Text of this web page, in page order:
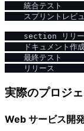
統合テスト
スプリントレ
section リリー
ドキュメント
最終テスト
実際のプロジ
Web サービス開